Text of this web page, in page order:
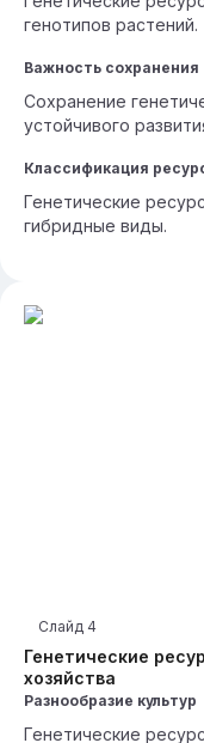
генотипов растений.
Важность сохранения
Сохранение
устойчивого
Классификация
Генетические
гибридные виды.
Генетические
хозяйства
Слайд 4
Разнообразие культур
Генетические